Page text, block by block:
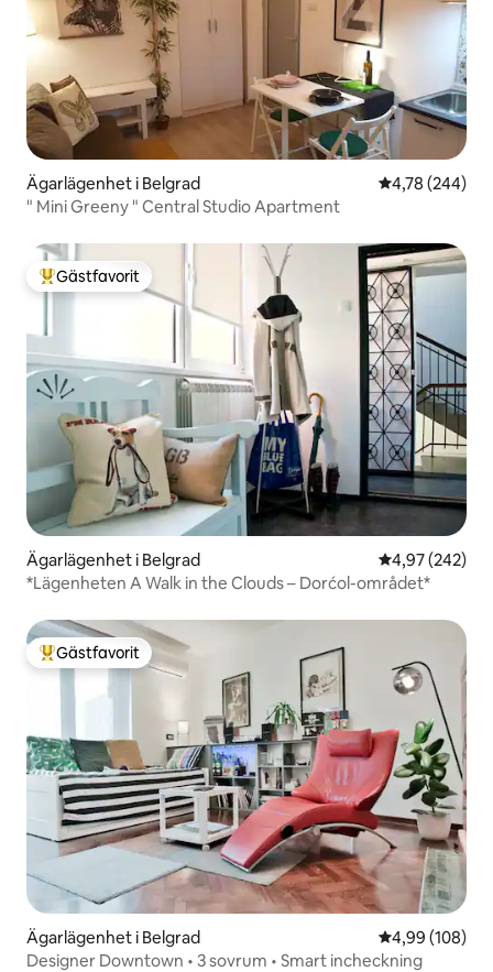
Ägarlägenhet i Belgrad 4,78 av 5 i
4,78 (244)
" Mini Greeny " Central Studio Apartment
Populär gästfavorit
Gästfavorit
Ägarlägenhet i Belgrad 4,97 av 5 i
4,97 (242)
*Lägenheten A Walk in the Clouds – Dorćol-området*
Populär gästfavorit
Gästfavorit
Ägarlägenhet i Belgrad 4,99 av 5 i
4,99 (108)
Designer Downtown • 3 sovrum • Smart incheckning